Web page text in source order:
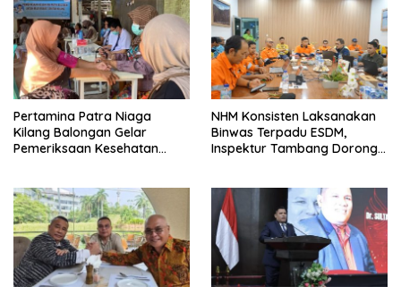
Perilaku Konsumen
Pertamina Patra Niaga
Kilang Balongan Gelar
Pemeriksaan Kesehatan
NHM Konsisten Laksanakan
Binwas Terpadu ESDM,
Inspektur Tambang Dorong